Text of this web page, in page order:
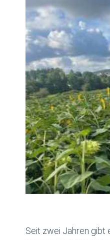
Seit zwei Jahren gibt